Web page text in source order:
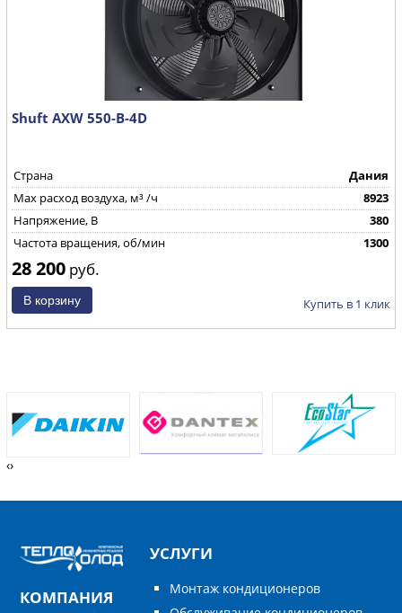
Shuft AXW 550-B-4D
Страна
Дания
Max расход воздуха, м³ /ч
8923
Напряжение, В
380
Частота вращения, об/мин
1300
28 200 руб.
Купить в 1 клик
‹›
КОМПАНИЯ
УСЛУГИ
Монтаж кондиционеров